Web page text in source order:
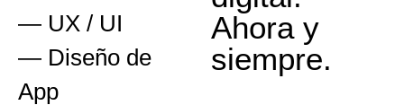
— UX / UI
— Diseño de
App
Ahora y
siempre.